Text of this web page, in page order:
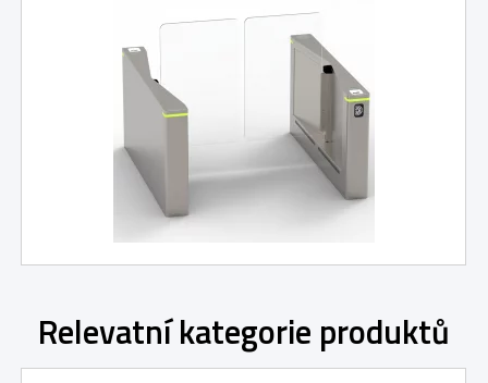
Relevatní kategorie produktů